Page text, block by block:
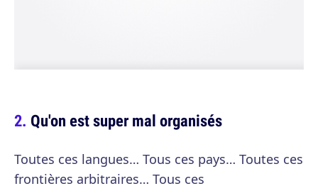
Qu'on est super mal organisés
Toutes ces langues… Tous ces pays… Toutes ces
frontières arbitraires… Tous ces